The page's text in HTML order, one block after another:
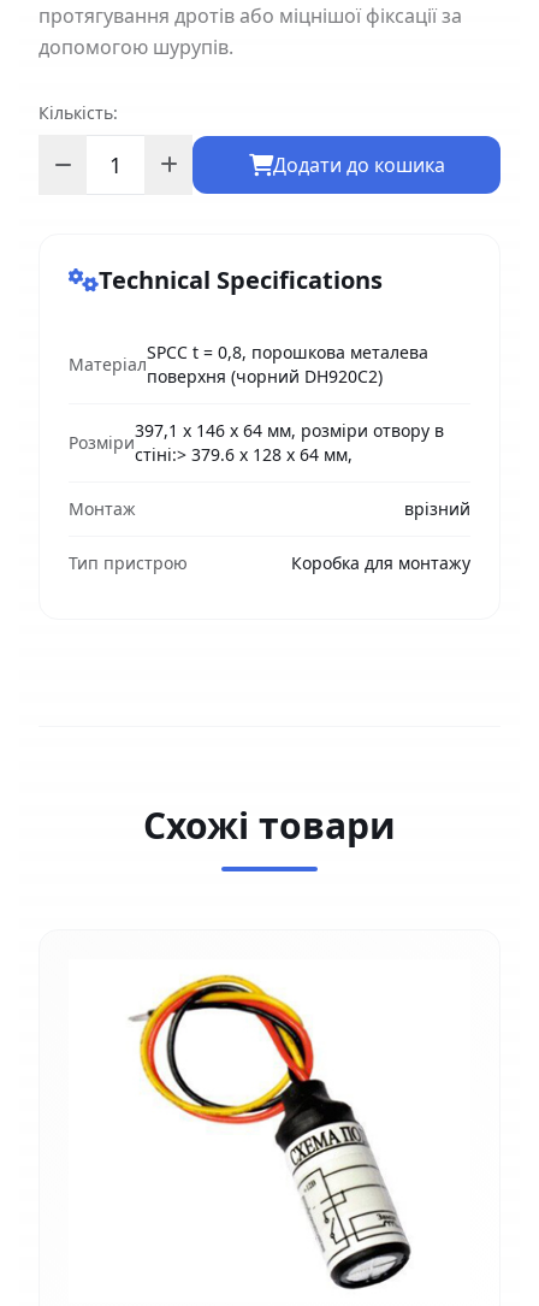
протягування дротів або міцнішої фіксації за
допомогою шурупів.
Кількість:
Додати до кошика
Technical Specifications
Матеріал
SPCC t = 0,8, порошкова металева
поверхня (чорний DH920C2)
Розміри
397,1 х 146 х 64 мм, розміри отвору в
стіні:> 379.6 x 128 x 64 мм,
Монтаж врізний
Тип пристрою Коробка для монтажу
Схожі товари